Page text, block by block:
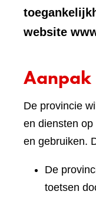
website
De provincie
en diensten
en gebruiken.
De
toetsen